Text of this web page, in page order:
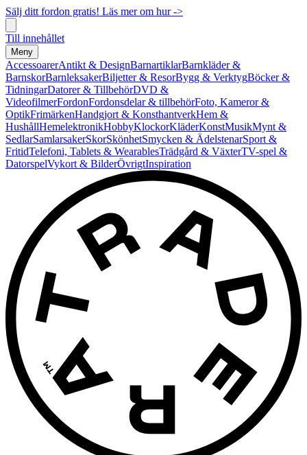
Sälj ditt fordon gratis! Läs mer om hur ->
Till innehållet
Meny
AccessoarerAntikt & DesignBarnartiklarBarnkläder &
BarnskorBarnleksakerBiljetter & ResorBygg & VerktygBöcker &
TidningarDatorer & TillbehörDVD &
VideofilmerFordonFordonsdelar & tillbehörFoto, Kameror &
OptikFrimärkenHandgjort & KonsthantverkHem &
HushållHemelektronikHobbyKlockorKläderKonstMusikMynt &
SedlarSamlarsakerSkorSkönhetSmycken & ÄdelstenarSport &
FritidTelefoni, Tablets & WearablesTrädgård & VäxterTV-spel &
DatorspelVykort & BilderÖvrigtInspiration